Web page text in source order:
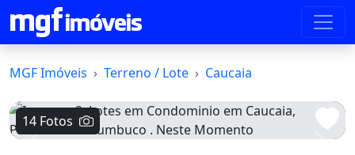
MGF Imóveis Terreno / Lote Caucaia
14 Fotos